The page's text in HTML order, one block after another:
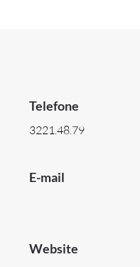
Telefone
3221.48.79
E-mail
Website